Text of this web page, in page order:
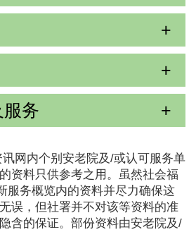
服务
网内个别安老院及/或认可服务单
资料只供参考之用。虽然社会福
服务概览内的资料并尽力确保这
误，但社署并不对该等资料的准
含的保证。部份资料由安老院及/